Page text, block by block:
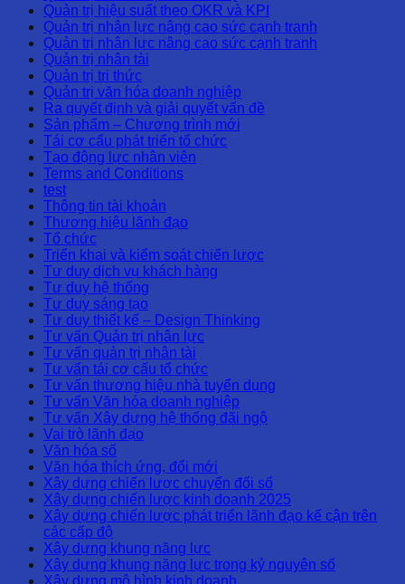
Quản trị hiệu suất theo OKR và KPI
Quản trị nhân lực nâng cao sức cạnh tranh
Quản trị nhân lực nâng cao sức cạnh tranh
Quản trị nhân tài
Quản trị tri thức
Quản trị văn hóa doanh nghiệp
Ra quyết định và giải quyết vấn đề
Sản phẩm – Chương trình mới
Tái cơ cấu phát triển tổ chức
Tạo động lực nhân viên
Terms and Conditions
test
Thông tin tài khoản
Thương hiệu lãnh đạo
Tổ chức
Triển khai và kiểm soát chiến lược
Tư duy dịch vụ khách hàng
Tư duy hệ thống
Tư duy sáng tạo
Tư duy thiết kế – Design Thinking
Tư vấn Quản trị nhân lực
Tư vấn quản trị nhân tài
Tư vấn tái cơ cấu tổ chức
Tư vấn thương hiệu nhà tuyển dụng
Tư vấn Văn hóa doanh nghiệp
Tư vấn Xây dựng hệ thống đãi ngộ
Vai trò lãnh đạo
Văn hóa số
Văn hóa thích ứng, đổi mới
Xây dựng chiến lược chuyển đổi số
Xây dựng chiến lược kinh doanh 2025
Xây dựng chiến lược phát triển lãnh đạo kế cận trên
các cấp độ
Xây dựng khung năng lực
Xây dựng khung năng lực trong kỷ nguyên số
Xây dựng mô hình kinh doanh